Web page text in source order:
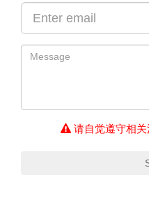
请自觉遵守相关